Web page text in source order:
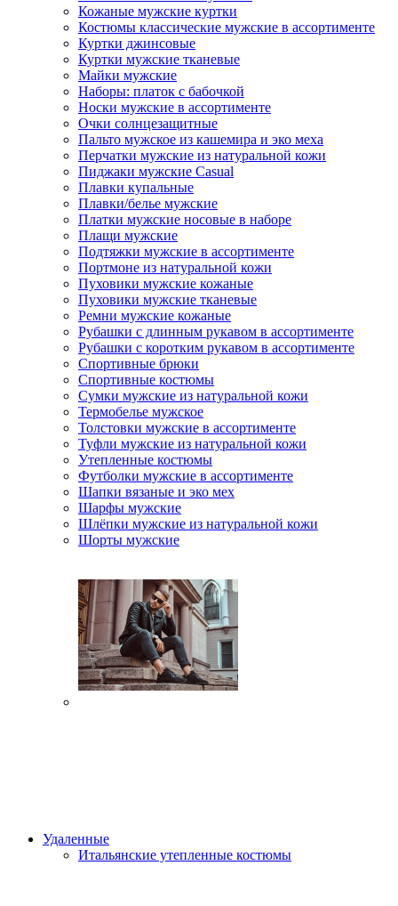
Кожаные мужские куртки
Костюмы классические мужские в ассортименте
Куртки джинсовые
Куртки мужские тканевые
Майки мужские
Наборы: платок с бабочкой
Носки мужские в ассортименте
Очки солнцезащитные
Пальто мужское из кашемира и эко меха
Перчатки мужские из натуральной кожи
Пиджаки мужские Casual
Плавки купальные
Плавки/белье мужские
Платки мужские носовые в наборе
Плащи мужские
Подтяжки мужские в ассортименте
Портмоне из натуральной кожи
Пуховики мужские кожаные
Пуховики мужские тканевые
Ремни мужские кожаные
Рубашки с длинным рукавом в ассортименте
Рубашки с коротким рукавом в ассортименте
Спортивные брюки
Спортивные костюмы
Сумки мужские из натуральной кожи
Термобелье мужское
Толстовки мужские в ассортименте
Туфли мужские из натуральной кожи
Утепленные костюмы
Футболки мужские в ассортименте
Шапки вязаные и эко мех
Шарфы мужские
Шлёпки мужские из натуральной кожи
Шорты мужские
Удаленные
Итальянские утепленные костюмы